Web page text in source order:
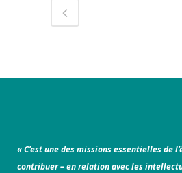
« C’est une des missions essentielles de
contribuer – en relation avec les